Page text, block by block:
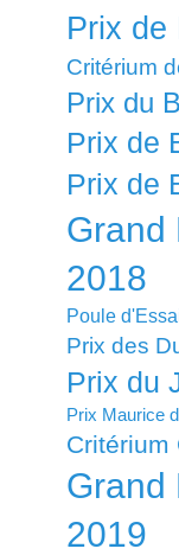
Prix
Critérium
Prix du
Prix
Prix
Grand National du Trot
2018
Poule
Prix des
Prix
Prix Maurice
Grand National du Trot
2019